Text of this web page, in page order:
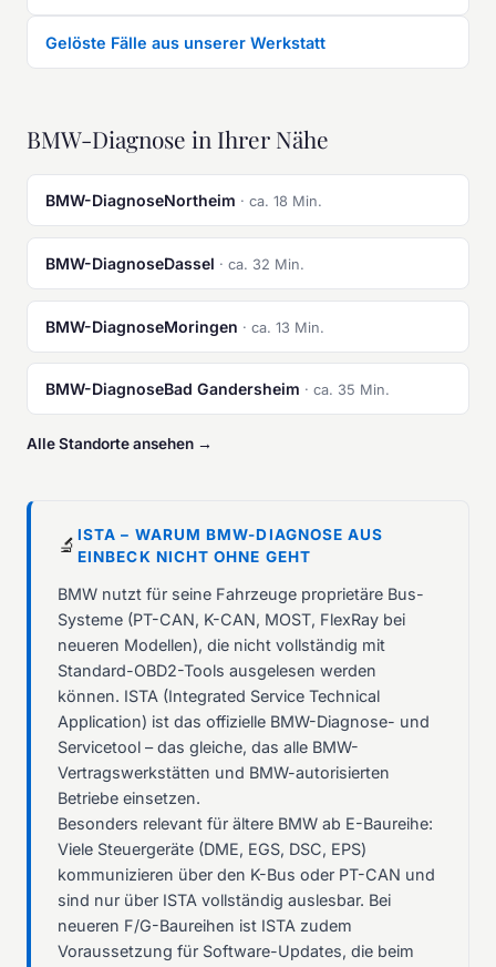
Gelöste Fälle aus unserer Werkstatt
BMW-Diagnose in Ihrer Nähe
BMW-DiagnoseNortheim · ca. 18 Min.
BMW-DiagnoseDassel · ca. 32 Min.
BMW-DiagnoseMoringen · ca. 13 Min.
BMW-DiagnoseBad Gandersheim · ca. 35 Min.
Alle Standorte ansehen →
🔬 ISTA – WARUM BMW-DIAGNOSE AUS
EINBECK NICHT OHNE GEHT
BMW nutzt für seine Fahrzeuge proprietäre Bus-
Systeme (PT-CAN, K-CAN, MOST, FlexRay bei
neueren Modellen), die nicht vollständig mit
Standard-OBD2-Tools ausgelesen werden
können. ISTA (Integrated Service Technical
Application) ist das offizielle BMW-Diagnose- und
Servicetool – das gleiche, das alle BMW-
Vertragswerkstätten und BMW-autorisierten
Betriebe einsetzen.
Besonders relevant für ältere BMW ab E-Baureihe:
Viele Steuergeräte (DME, EGS, DSC, EPS)
kommunizieren über den K-Bus oder PT-CAN und
sind nur über ISTA vollständig auslesbar. Bei
neueren F/G-Baureihen ist ISTA zudem
Voraussetzung für Software-Updates, die beim